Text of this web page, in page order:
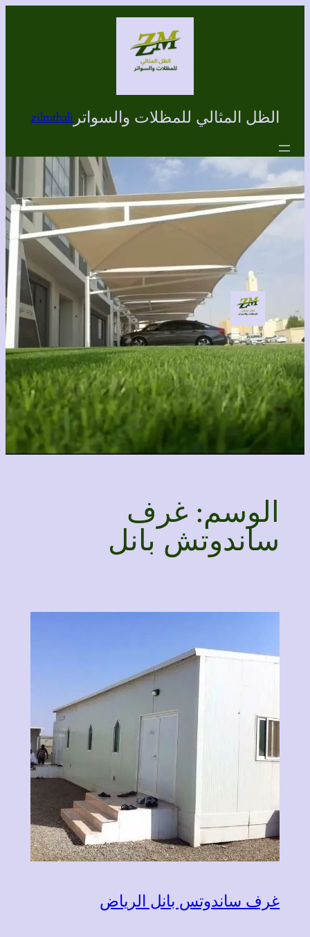
الظل المثالي للمظلات والسواترzilmthali
الوسم: غرف
ساندوتش بانل
غرف ساندوتس بانل الرياض